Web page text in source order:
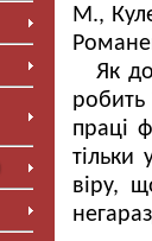
М.,
Як
робить
праці
тільки
віру,